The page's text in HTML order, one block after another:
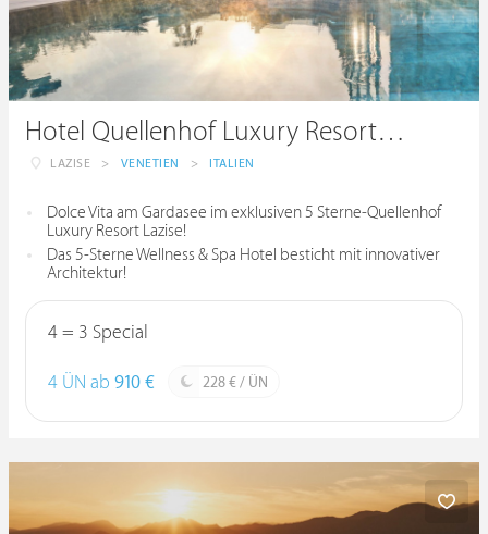
Hotel Quellenhof Luxury Resort Lazise
LAZISE > VENETIEN > ITALIEN
Dolce Vita am Gardasee im exklusiven 5 Sterne-Quellenhof
Luxury Resort Lazise!
Das 5-Sterne Wellness & Spa Hotel besticht mit innovativer
Architektur!
4 = 3 Special
4 ÜN ab 910 € 228 € / ÜN